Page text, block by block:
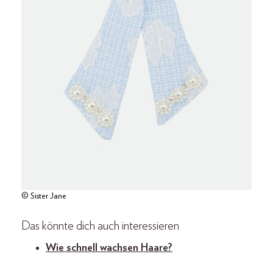
© Sister Jane
Das könnte dich auch interessieren
Wie schnell wachsen Haare?